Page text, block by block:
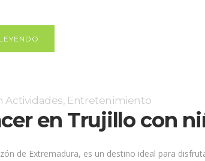
Actividades, Entretenimiento
en Trujillo con
de Extremadura, es un destino ideal para